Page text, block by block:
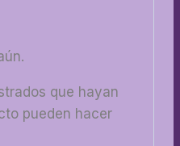
que hayan
pueden hacer